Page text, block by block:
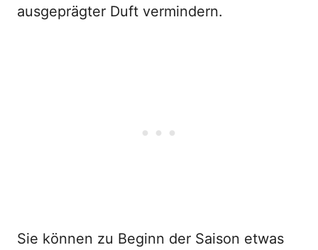
ausgeprägter Duft vermindern.
Sie können zu Beginn der Saison etwas